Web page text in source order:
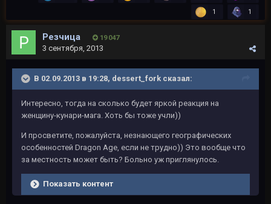
1 1
Резчица 19 047
3 сентября, 2013
В 02.09.2013 в 19:28, dessert_fork сказал:
Интересно, тогда на сколько будет яркой реакция на
женщину-кунари-мага. Хоть бы тоже учли))
И просветите, пожалуйста, незнающего географических
особенностей Dragon Age, если не трудно)) Это вообще что
за местность может быть? Больно уж приглянулось.
Показать контент